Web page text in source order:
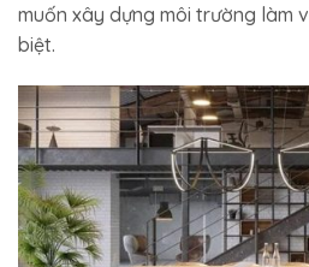
muốn xây dựng môi trường làm
biệt.